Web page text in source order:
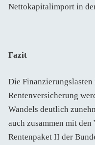
Nettokapitalimport in
Fazit
Die
Rentenversicherung
Wandels deutlich
auch zusammen mit den
Rentenpaket II der